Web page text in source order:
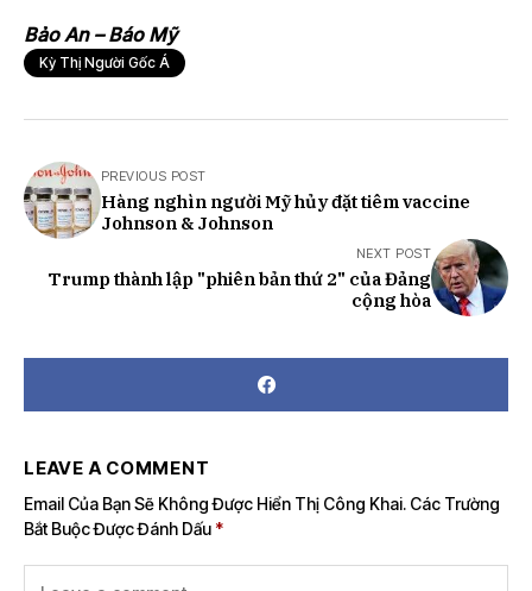
Bảo An – Báo Mỹ
Kỳ Thị Người Gốc Á
PREVIOUS POST
Hàng nghìn người Mỹ hủy đặt tiêm vaccine
Johnson & Johnson
NEXT POST
Trump thành lập "phiên bản thứ 2" của Đảng
cộng hòa
LEAVE A COMMENT
Email Của Bạn Sẽ Không Được Hiển Thị Công Khai. Các Trường
Bắt Buộc Được Đánh Dấu *